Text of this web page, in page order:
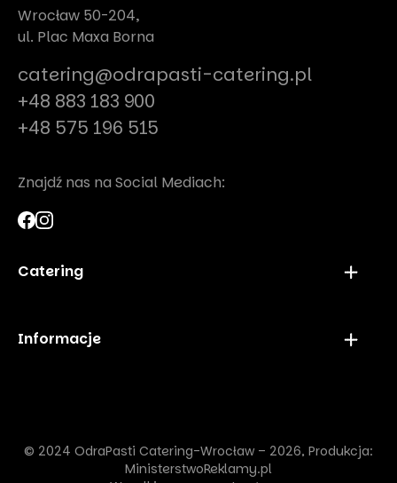
Wrocław 50-204,
ul. Plac Maxa Borna
catering@odrapasti-catering.pl
+48 883 183 900
+48 575 196 515
Znajdź nas na Social Mediach:
Catering
Catering Super Boxy Wrocław
Catering Andrzejkowy Wrocław
Catering Dla Firm Wrocław
Catering Na Urodziny Wrocław
Informacje
Blog
© 2024 OdraPasti Catering-Wrocław – 2026, Produkcja:
MinisterstwoReklamy.pl